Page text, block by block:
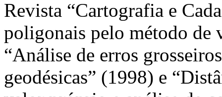
Revista “Cartografia e
poligonais pelo método de
“Análise de erros
geodésicas” (1998) e